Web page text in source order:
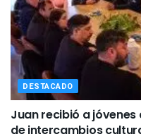
DESTACADO
Juan recibió a
de intercambios